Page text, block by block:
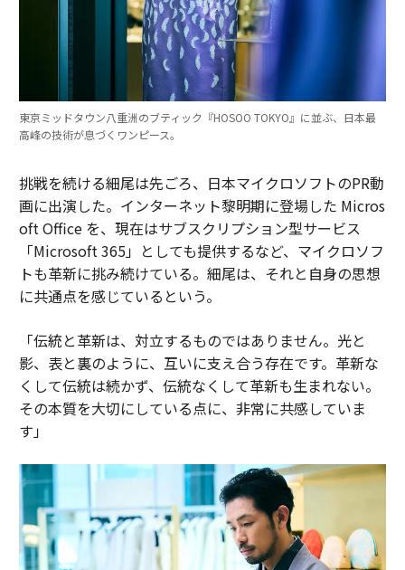
東京ミッドタウン八重洲のブティック『HOSOO TOKYO』に並ぶ、日本最
高峰の技術が息づくワンピース。
挑戦を続ける細尾は先ごろ、日本マイクロソフトのPR動
画に出演した。インターネット黎明期に登場した Micros
oft Office を、現在はサブスクリプション型サービス
「Microsoft 365」としても提供するなど、マイクロソフ
トも革新に挑み続けている。細尾は、それと自身の思想
に共通点を感じているという。
「伝統と革新は、対立するものではありません。光と
影、表と裏のように、互いに支え合う存在です。革新な
くして伝統は続かず、伝統なくして革新も生まれない。
その本質を大切にしている点に、非常に共感していま
す」